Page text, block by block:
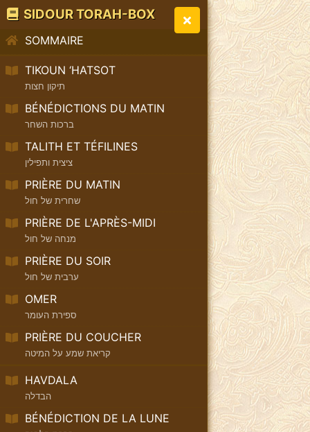
SIDOUR TORAH-BOX
SOMMAIRE
TIKOUN ‘HATSOT
תיקון חצות
BÉNÉDICTIONS DU MATIN
ברכות השחר
TALITH ET TÉFILINES
ציצית ותפילין
PRIÈRE DU MATIN
שחרית של חול
PRIÈRE DE L'APRÈS-MIDI
מנחה של חול
PRIÈRE DU SOIR
ערבית של חול
OMER
ספירת העומר
PRIÈRE DU COUCHER
קריאת שמע על המיטה
HAVDALA
הבדלה
BÉNÉDICTION DE LA LUNE